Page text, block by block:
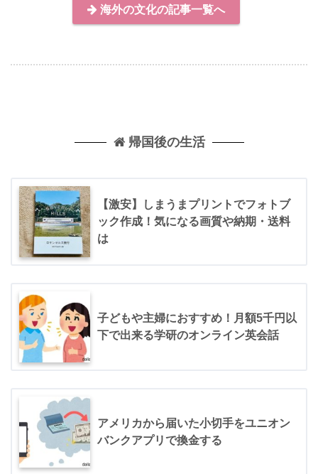
海外の文化の記事一覧へ
帰国後の生活
【激安】しまうまプリントでフォトブ
ック作成！気になる画質や納期・送料
は
子どもや主婦におすすめ！月額5千円以
下で出来る学研のオンライン英会話
アメリカから届いた小切手をユニオン
バンクアプリで換金する